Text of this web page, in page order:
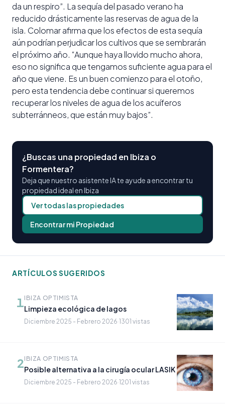
da un respiro”. La sequía del pasado verano ha
reducido drásticamente las reservas de agua de la
isla. Colomar afirma que los efectos de esta sequía
aún podrían perjudicar los cultivos que se sembrarán
el próximo año. “Aunque haya llovido mucho ahora,
eso no significa que tengamos suficiente agua para el
año que viene. Es un buen comienzo para el otoño,
pero esta tendencia debe continuar si queremos
recuperar los niveles de agua de los acuíferos
subterránneos, que están muy bajos”.
¿Buscas una propiedad en Ibiza o
Formentera?
Deja que nuestro asistente IA te ayude a encontrar tu
propiedad ideal en Ibiza
Ver todas las propiedades
Encontrar mi Propiedad
ARTÍCULOS SUGERIDOS
1IBIZA OPTIMISTA
Limpieza ecológica de lagos
Diciembre 2025 - Febrero 2026·1301 vistas
2IBIZA OPTIMISTA
Posible alternativa a la cirugía ocular LASIK
Diciembre 2025 - Febrero 2026·1201 vistas